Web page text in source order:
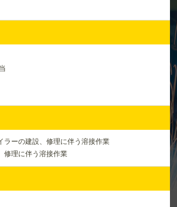
ラーの建設、修理に伴う溶接作業
修理に伴う溶接作業